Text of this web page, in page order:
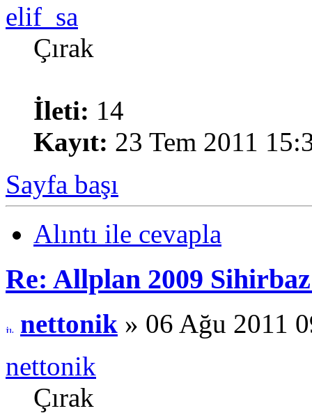
elif_sa
Çırak
İleti: 14
Kayıt: 23 Tem 2011
Sayfa başı
Alıntı ile cevapla
Re: Allplan 2009
nettonik » 06 Ağu 2011
nettonik
Çırak